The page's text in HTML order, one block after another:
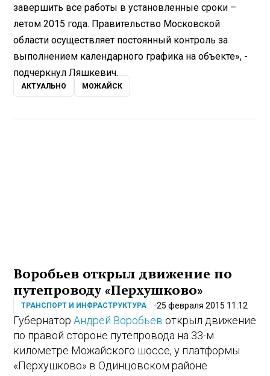
завершить все работы в установленные сроки –
летом 2015 года. Правительство Московской
области осуществляет постоянный контроль за
выполнением календарного графика на объекте», -
подчеркнул Ляшкевич.
АКТУАЛЬНО МОЖАЙСК
Воробьев открыл движение по
путепроводу «Перхушково»
ТРАНСПОРТ И ИНФРАСТРУКТУРА 25 февраля 2015 11:12
ГубернаторАндрей Воробьев открыл движение
по правой стороне путепровода на 33-м
километре Можайского шоссе, у платформы
«Перхушково» в Одинцовском районе